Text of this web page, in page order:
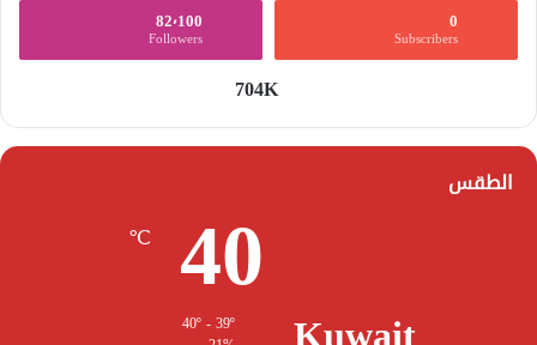
0
Subscribers
82٬100
Followers
704K
الطقس 40
℃